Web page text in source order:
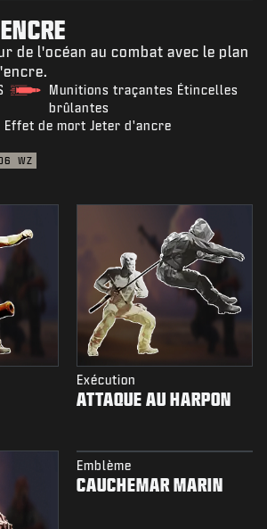
de l'océan au combat avec le plan
Munitions traçantes Étincelles
brûlantes
Effet de mort Jeter d'ancre
WZ
Exécution
ATTAQUE AU HARPON
Emblème
CAUCHEMAR MARIN